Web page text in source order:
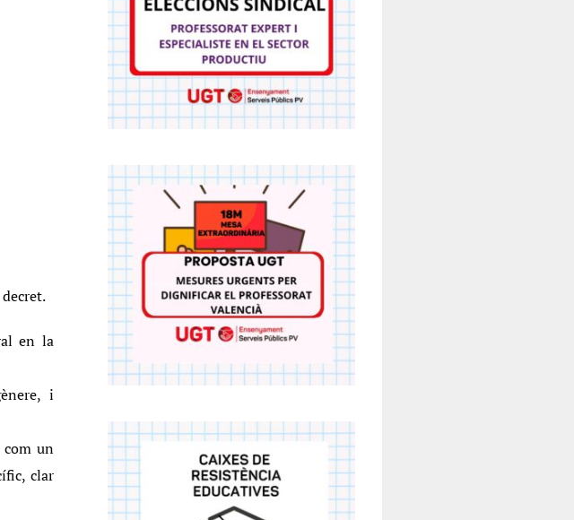
en la
i
com un
clar